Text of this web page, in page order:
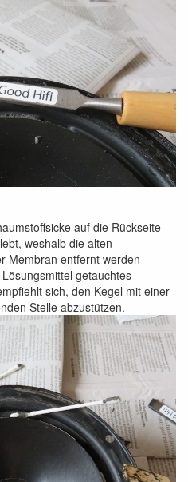
auf die Rückseite
weshalb die alten
Membran entfernt werden
getauchtes
sich, den Kegel mit einer
Stelle abzustützen.